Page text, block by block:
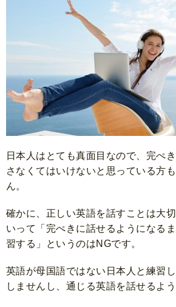
日本人はとても真面目なので、完ぺ
さなくてはいけないと思っている方
ん。
確かに、正しい英語を話すことは大
いって「完ぺきに話せるようになる
習する」というのはNGです。
英語が母国語ではない日本人と練習
しませんし、通じる英語を話せるよ